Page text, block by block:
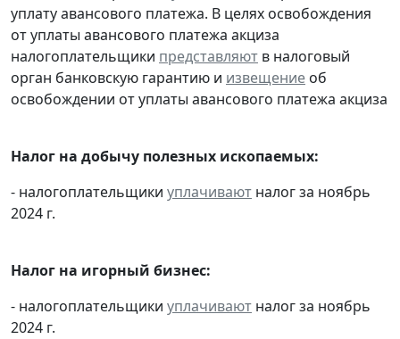
уплату авансового платежа. В целях освобождения
от уплаты авансового платежа акциза
налогоплательщики представляют в налоговый
орган банковскую гарантию и извещение об
освобождении от уплаты авансового платежа акциза
Налог на добычу полезных ископаемых:
- налогоплательщики уплачивают налог за ноябрь
2024 г.
Налог на игорный бизнес:
- налогоплательщики уплачивают налог за ноябрь
2024 г.